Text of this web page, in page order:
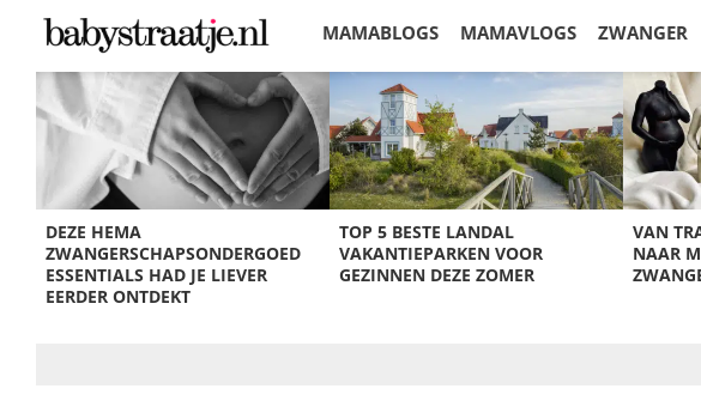
MAMABLOGS MAMAVLOGS ZWANGER
KORTINGEN
DEZE HEMA
ZWANGERSCHAPSONDERGOED
ESSENTIALS HAD JE LIEVER
EERDER ONTDEKT
TOP 5 BESTE LANDAL
VAKANTIEPARKEN VOOR
GEZINNEN DEZE ZOMER
VAN
NAAR